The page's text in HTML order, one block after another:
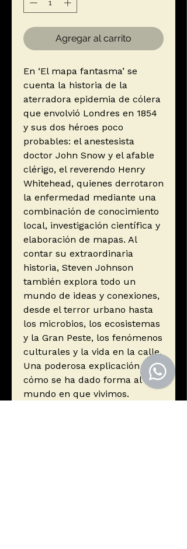
Agregar al carrito
En ‘El mapa fantasma’ se
cuenta la historia de la
aterradora epidemia de cólera
que envolvió Londres en 1854
y sus dos héroes poco
probables: el anestesista
doctor John Snow y el afable
clérigo, el reverendo Henry
Whitehead, quienes derrotaron
la enfermedad mediante una
combinación de conocimiento
local, investigación científica y
elaboración de mapas. Al
contar su extraordinaria
historia, Steven Johnson
también explora todo un
mundo de ideas y conexiones,
desde el terror urbano hasta
los microbios, los ecosistemas
y la Gran Peste, los fenómenos
culturales y la vida en la calle.
Una poderosa explicación de
cómo se ha dado forma al
mundo en que vivimos.